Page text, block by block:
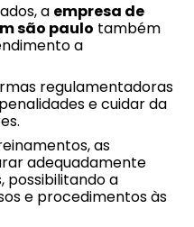
a empresa de
são paulo também
a
regulamentadoras
e cuidar da
as
adequadamente
possibilitando a
e procedimentos às